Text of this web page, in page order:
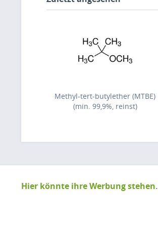
Methyl-tert-butylether (MTBE)
(min. 99,9%, reinst)
Hier könnte ihre Werbung stehen.